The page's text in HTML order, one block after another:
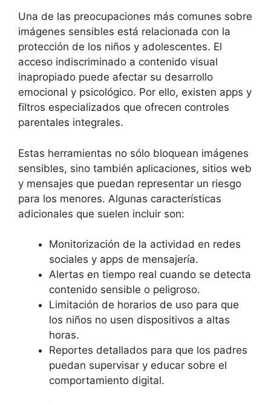
Una de las preocupaciones más comunes sobre
imágenes sensibles está relacionada con la
protección de los niños y adolescentes. El
acceso indiscriminado a contenido visual
inapropiado puede afectar su desarrollo
emocional y psicológico. Por ello, existen apps y
filtros especializados que ofrecen controles
parentales integrales.
Estas herramientas no sólo bloquean imágenes
sensibles, sino también aplicaciones, sitios web
y mensajes que puedan representar un riesgo
para los menores. Algunas características
adicionales que suelen incluir son:
Monitorización de la actividad en redes
sociales y apps de mensajería.
Alertas en tiempo real cuando se detecta
contenido sensible o peligroso.
Limitación de horarios de uso para que
los niños no usen dispositivos a altas
horas.
Reportes detallados para que los padres
puedan supervisar y educar sobre el
comportamiento digital.